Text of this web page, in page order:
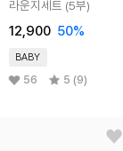
라운지세트 (5부)
12,900 50%
BABY
56 5 (9)